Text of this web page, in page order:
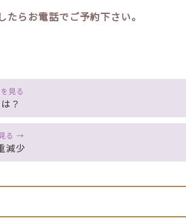
らお電話でご予約下さい。
？
減少